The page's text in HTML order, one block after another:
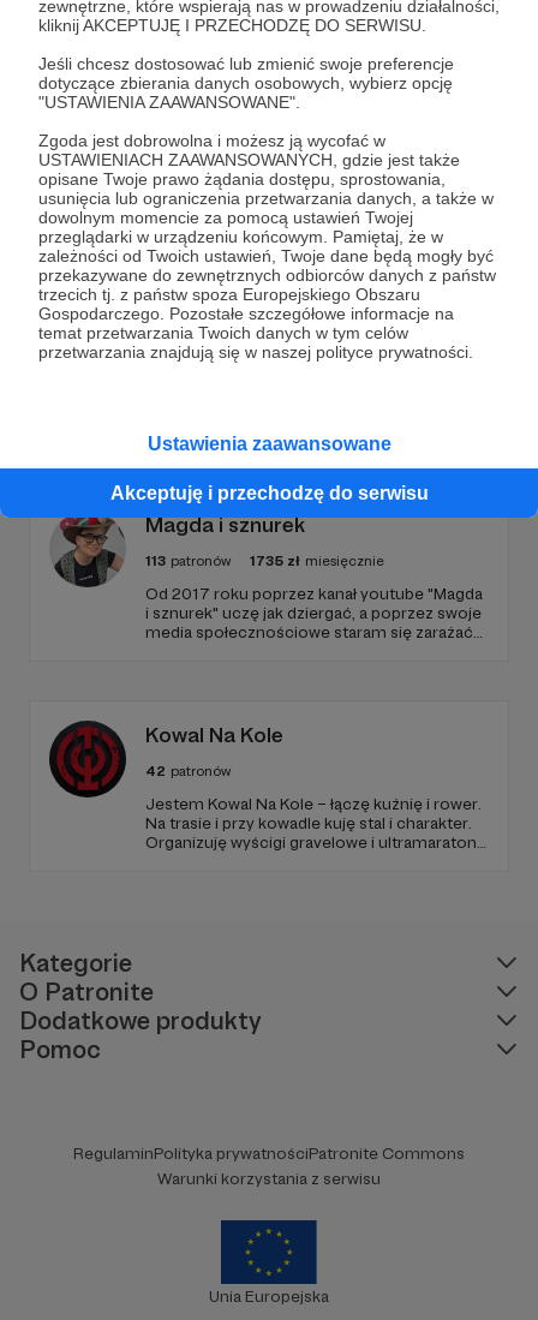
zewnętrzne, które wspierają nas w prowadzeniu działalności,
kliknij AKCEPTUJĘ I PRZECHODZĘ DO SERWISU.
Jeśli chcesz dostosować lub zmienić swoje preferencje
dotyczące zbierania danych osobowych, wybierz opcję
"USTAWIENIA ZAAWANSOWANE".
Zgoda jest dobrowolna i możesz ją wycofać w
USTAWIENIACH ZAAWANSOWANYCH, gdzie jest także
opisane Twoje prawo żądania dostępu, sprostowania,
usunięcia lub ograniczenia przetwarzania danych, a także w
dowolnym momencie za pomocą ustawień Twojej
przeglądarki w urządzeniu końcowym. Pamiętaj, że w
zależności od Twoich ustawień, Twoje dane będą mogły być
przekazywane do zewnętrznych odbiorców danych z państw
trzecich tj. z państw spoza Europejskiego Obszaru
Gospodarczego. Pozostałe szczegółowe informacje na
temat przetwarzania Twoich danych w tym celów
przetwarzania znajdują się w naszej polityce prywatności.
Ustawienia zaawansowane
Akceptuję i przechodzę do serwisu
Dołącz do grona Patronów!
Wesprzyj działalność Autora Na Dwie Igłyjuż teraz!
Zostań Patronem
Magda i sznurek
113 patronów 1735 zł miesięcznie
Od 2017 roku poprzez kanał youtube "Magda
i sznurek" uczę jak dziergać, a poprzez swoje
media społecznościowe staram się zarażać
Kowal Na Kole
42 patronów
Jestem Kowal Na Kole – łączę kuźnię i rower.
Na trasie i przy kowadle kuję stal i charakter.
Organizuję wyścigi gravelowe i ultramaratony,
Kategorie
O Patronite
Dodatkowe produkty
Pomoc
RegulaminPolityka prywatnościPatronite Commons
Warunki korzystania z serwisu
Unia Europejska